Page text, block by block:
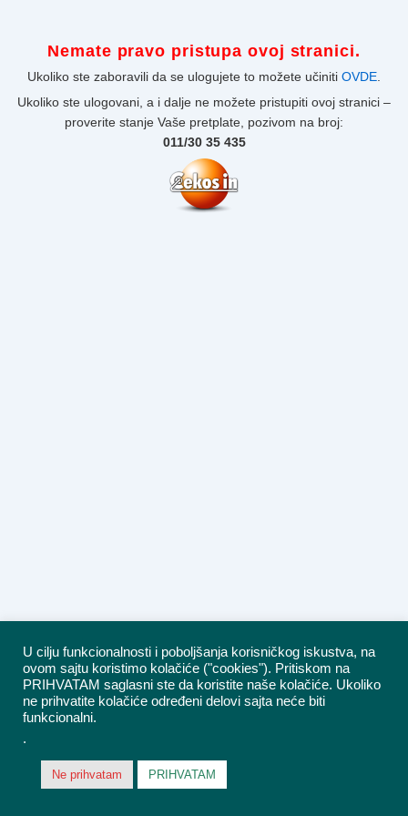
Nemate pravo pristupa ovoj stranici.
Ukoliko ste zaboravili da se ulogujete to možete učiniti OVDE
Ukoliko ste ulogovani, a i dalje ne možete pristupiti ovoj stranici –
proverite stanje Vaše pretplate, pozivom na broj:
011/30 35 435
U cilju funkcionalnosti i poboljšanja korisničkog iskustva, na
ovom sajtu koristimo kolačiće ("cookies"). Pritiskom na
PRIHVATAM saglasni ste da koristite naše kolačiće. Ukoliko
ne prihvatite kolačiće određeni delovi sajta neće biti
funkcionalni.
.
Ne prihvatam PRIHVATAM